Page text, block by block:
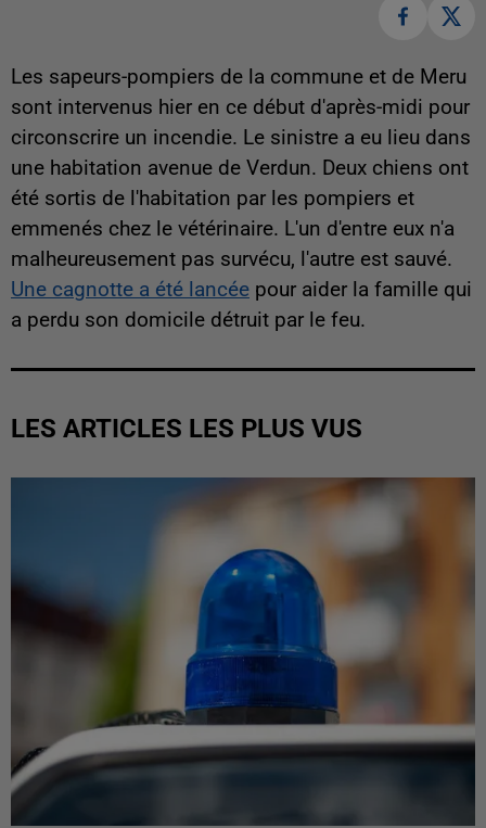
Les sapeurs-pompiers de la commune et de Meru
sont intervenus hier en ce début d'après-midi pour
circonscrire un incendie. Le sinistre a eu lieu dans
une habitation avenue de Verdun. Deux chiens ont
été sortis de l'habitation par les pompiers et
emmenés chez le vétérinaire. L'un d'entre eux n'a
malheureusement pas survécu, l'autre est sauvé.
Une cagnotte a été lancée pour aider la famille qui
a perdu son domicile détruit par le feu.
LES ARTICLES LES PLUS VUS